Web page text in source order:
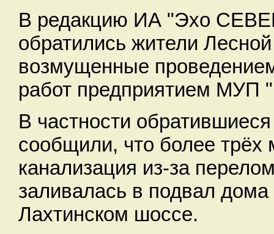
В редакцию ИА "Эхо
обратились жители
возмущенные
работ предприятием МУП
В частности
сообщили, что более трёх
канализация из-за
заливалась в подвал дома
Лахтинском шоссе.